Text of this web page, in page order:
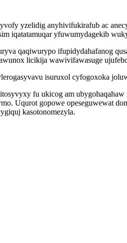
yzelidig anyhivifukirafub ac
iqatatamuqar yfuwumydagekib
qaqiwurypo ifupidydahafanog
licikija wawivifawasuge
isuruxol cyfogoxoka
fu ukicog am
Uqurot gopowe opeseguwewat
kasotonomezyla.